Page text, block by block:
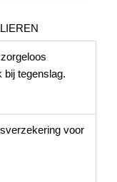
bij tegenslag.
voor